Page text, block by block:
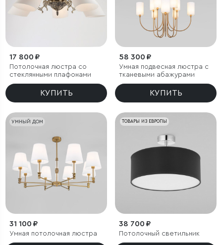
17 800 ₽
Потолочная люстра со
стеклянными плафонами
КУПИТЬ
58 300 ₽
Умная подвесная люстра с
тканевыми абажурами
КУПИТЬ
УМНЫЙ ДОМ
31 100 ₽
Умная потолочная люстра
ТОВАРЫ ИЗ ЕВРОПЫ
38 700 ₽
Потолочный светильник